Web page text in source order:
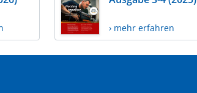
› mehr erfahren